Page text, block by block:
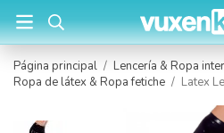
Página principal / Lencería & Ropa
Ropa de látex & Ropa fetiche / Latex